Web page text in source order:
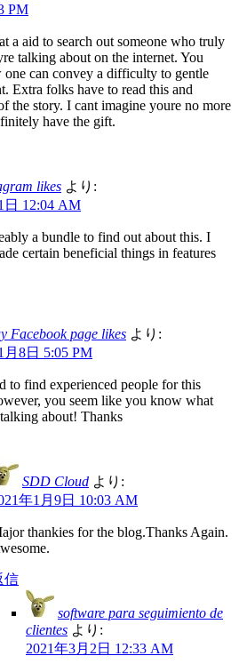
PM
a aid to search out someone who truly
talking about on the internet. You
can convey a difficulty to gentle
Extra folks have to read this and
the story. I cant imagine youre no more
have the gift.
likes より:
日 12:04 AM
a bundle to find out about this. I
certain beneficial things in features
Facebook page likes より:
月8日 5:05 PM
to find experienced people for this
you seem like you know what
about! Thanks
SDD Cloud より:
年1月9日 10:03 AM
thankies for the blog.Thanks Again.
信
software para seguimiento de
clientes より:
2021年3月2日 12:33 AM